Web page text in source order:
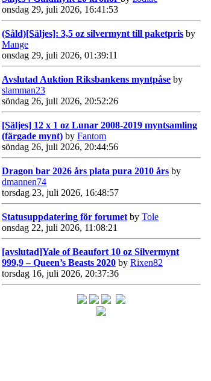
onsdag 29, juli 2026, 16:41:53
(Såld)[Säljes]: 3,5 oz silvermynt till paketpris by
Mange
onsdag 29, juli 2026, 01:39:11
Avslutad Auktion Riksbankens myntpåse by
slamman23
söndag 26, juli 2026, 20:52:26
[Säljes] 12 x 1 oz Lunar 2008-2019 myntsamling
(färgade mynt) by Fantom
söndag 26, juli 2026, 20:44:56
Dragon bar 2026 års plata pura 2010 års by
dmannen74
torsdag 23, juli 2026, 16:48:57
Statusuppdatering för forumet by Tole
onsdag 22, juli 2026, 11:08:21
[avslutad]Yale of Beaufort 10 oz Silvermynt
999,9 – Queen’s Beasts 2020 by Rixen82
torsdag 16, juli 2026, 20:37:36